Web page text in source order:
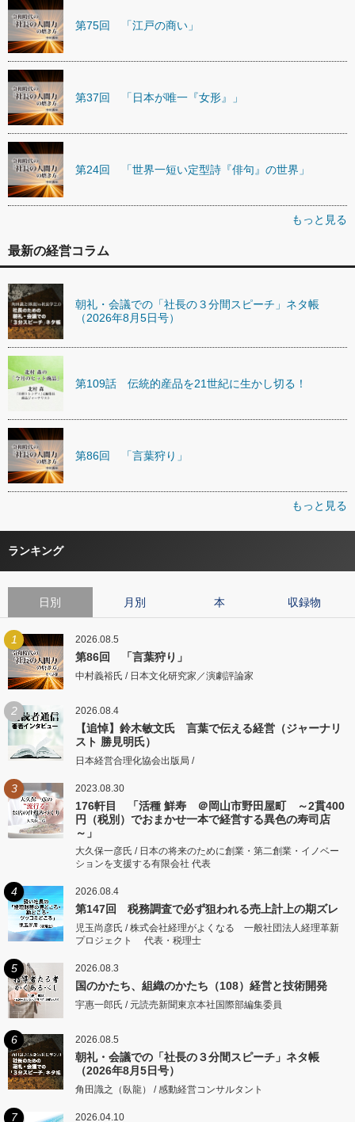
第75回 「江戸の商い」
第37回 「日本が唯一『女形』」
第24回 「世界一短い定型詩『俳句』の世界」
もっと見る
最新の経営コラム
朝礼・会議での「社長の３分間スピーチ」ネタ帳
（2026年8月5日号）
第109話 伝統的産品を21世紀に生かし切る！
第86回 「言葉狩り」
もっと見る
ランキング
日別 月別 本 収録物
1 2026.08.5
第86回 「言葉狩り」
中村義裕氏 / 日本文化研究家／演劇評論家
2 2026.08.4
【追悼】鈴木敏文氏 言葉で伝える経営（ジャーナリ
スト 勝見明氏）
日本経営合理化協会出版局 /
3 2023.08.30
176軒目 「活種 鮮寿 ＠岡山市野田屋町 ～2貫400
円（税別）でおまかせ一本で経営する異色の寿司店
～」
大久保一彦氏 / 日本の将来のために創業・第二創業・イノベー
ションを支援する有限会社 代表
4 2026.08.4
第147回 税務調査で必ず狙われる売上計上の期ズレ
児玉尚彦氏 / 株式会社経理がよくなる 一般社団法人経理革新
プロジェクト 代表・税理士
5 2026.08.3
国のかたち、組織のかたち（108）経営と技術開発
宇惠一郎氏 / 元読売新聞東京本社国際部編集委員
6 2026.08.5
朝礼・会議での「社長の３分間スピーチ」ネタ帳
（2026年8月5日号）
角田識之（臥龍） / 感動経営コンサルタント
7 2026.04.10